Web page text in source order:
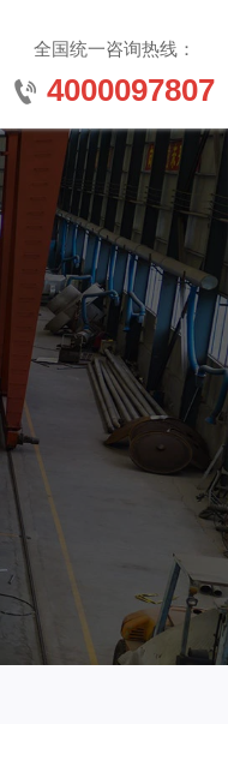
全国统一咨询热线：
 4000097807